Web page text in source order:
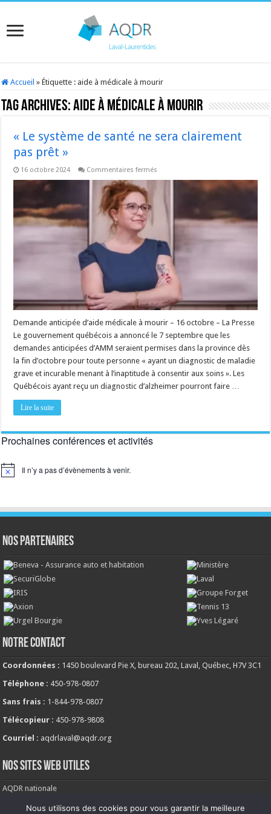
Accueil » Étiquette : aide à médicale à mourir
Tag Archives:aide à médicale à mourir
« Le système de santé ne sera clairement
pas prêt »
16 octobre 2024 Commentaires fermés
sera
clairement
prêt »
Demande anticipée d’aide médicale à mourir – 16 octobre – La Presse
Le gouvernement québécois a annoncé le 7 septembre que les
demandes anticipées d’AMM seraient permises dans la province dès
la fin d’octobre pour toute personne « ayant un diagnostic de maladie
grave et incurable menant à l’inaptitude à consentir aux soins ». Les
Québécois ayant reçu un diagnostic d’alzheimer pourront faire …
Lire la suite
Prochaines conférences et activités
Notice Il n’y a pas d’évènements à venir.
NOS PARTENAIRES
NOTRE CONTACT
Coordonnées : 1450 boulevard Pie X, bureau 202, Laval, Québec, H7V 3C1
Téléphone : 450-978-0807
Sans frais : 1-844-978-0807
Télécopieur : 450-978-9808
Courriel : aqdrlaval@aqdr.org
NOS SITES WEB UTILES
AQDR nationale
Nous utilisons des cookies pour vous garantir la meilleure